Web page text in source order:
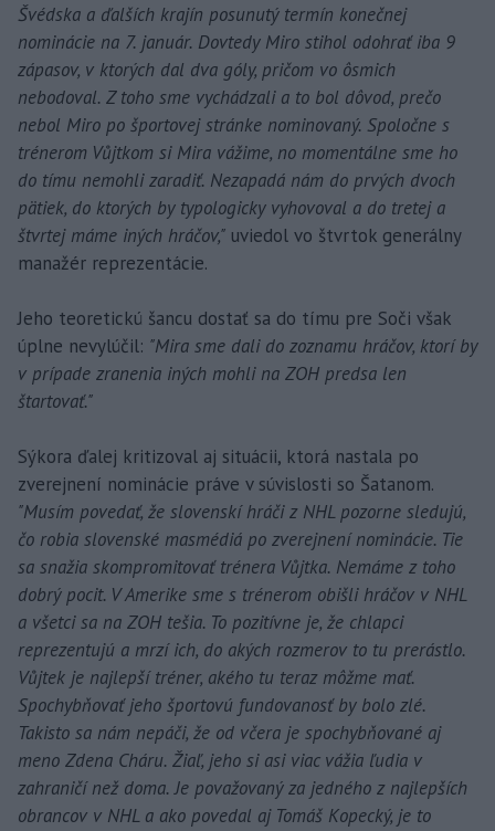
Švédska a ďalších krajín posunutý termín konečnej
nominácie na 7. január. Dovtedy Miro stihol odohrať iba 9
zápasov, v ktorých dal dva góly, pričom vo ôsmich
nebodoval. Z toho sme vychádzali a to bol dôvod, prečo
nebol Miro po športovej stránke nominovaný. Spoločne s
trénerom Vůjtkom si Mira vážime, no momentálne sme ho
do tímu nemohli zaradiť. Nezapadá nám do prvých dvoch
pätiek, do ktorých by typologicky vyhovoval a do tretej a
štvrtej máme iných hráčov," uviedol vo štvrtok generálny
manažér reprezentácie.
Jeho teoretickú šancu dostať sa do tímu pre Soči však
úplne nevylúčil: "Mira sme dali do zoznamu hráčov, ktorí by
v prípade zranenia iných mohli na ZOH predsa len
štartovať."
Sýkora ďalej kritizoval aj situácii, ktorá nastala po
zverejnení nominácie práve v súvislosti so Šatanom.
"Musím povedať, že slovenskí hráči z NHL pozorne sledujú,
čo robia slovenské masmédiá po zverejnení nominácie. Tie
sa snažia skompromitovať trénera Vůjtka. Nemáme z toho
dobrý pocit. V Amerike sme s trénerom obišli hráčov v NHL
a všetci sa na ZOH tešia. To pozitívne je, že chlapci
reprezentujú a mrzí ich, do akých rozmerov to tu prerástlo.
Vůjtek je najlepší tréner, akého tu teraz môžme mať.
Spochybňovať jeho športovú fundovanosť by bolo zlé.
Takisto sa nám nepáči, že od včera je spochybňované aj
meno Zdena Cháru. Žiaľ, jeho si asi viac vážia ľudia v
zahraničí než doma. Je považovaný za jedného z najlepších
obrancov v NHL a ako povedal aj Tomáš Kopecký, je to